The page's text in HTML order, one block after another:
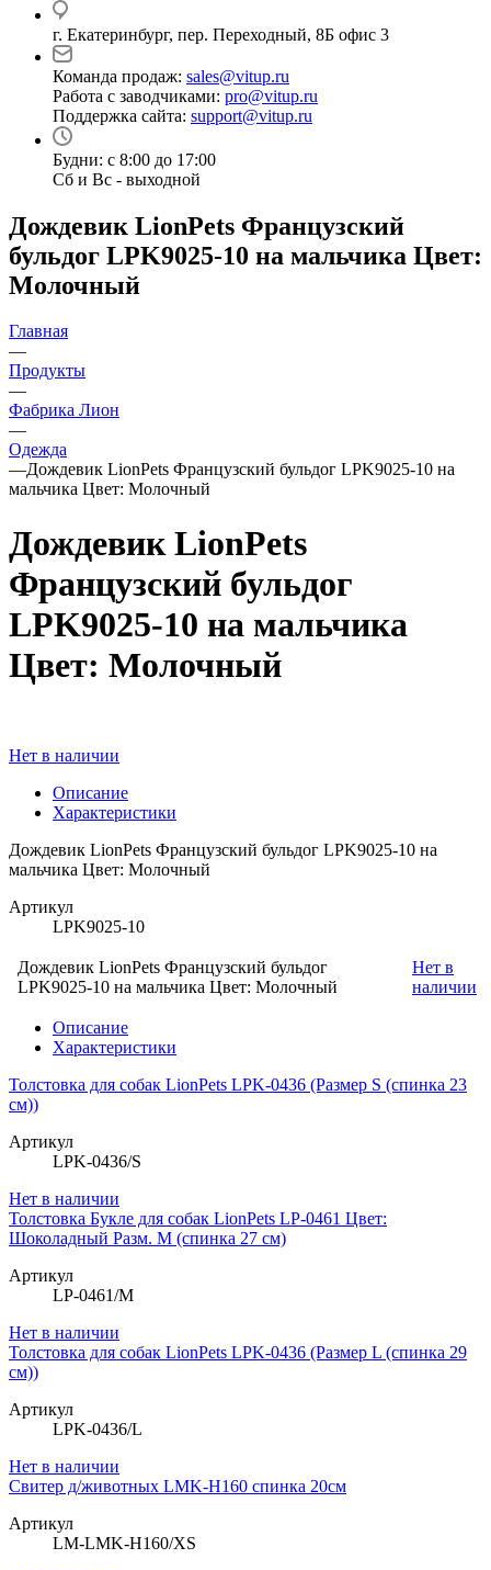
г. Екатеринбург, пер. Переходный, 8Б офис 3
Команда продаж: sales@vitup.ru
Работа с заводчиками: pro@vitup.ru
Поддержка сайта: support@vitup.ru
Будни: с 8:00 до 17:00
Сб и Вс - выходной
Дождевик LionPets Французский
бульдог LPK9025-10 на мальчика Цвет:
Молочный
Главная
—
Продукты
—
Фабрика Лион
—
Одежда
—Дождевик LionPets Французский бульдог LPK9025-10 на
мальчика Цвет: Молочный
Дождевик LionPets
Французский бульдог
LPK9025-10 на мальчика
Цвет: Молочный
Нет в наличии
Описание
Характеристики
Дождевик LionPets Французский бульдог LPK9025-10 на
мальчика Цвет: Молочный
Артикул
LPK9025-10
Дождевик LionPets Французский бульдог
LPK9025-10 на мальчика Цвет: Молочный
Нет в
наличии
Описание
Характеристики
Толстовка для собак LionPets LPK-0436 (Размер S (спинка 23
см))
Артикул
LPK-0436/S
Нет в наличии
Толстовка Букле для собак LionPets LP-0461 Цвет:
Шоколадный Разм. M (спинка 27 см)
Артикул
LP-0461/M
Нет в наличии
Толстовка для собак LionPets LPK-0436 (Размер L (спинка 29
см))
Артикул
LPK-0436/L
Нет в наличии
Свитер д/животных LMK-H160 спинка 20см
Артикул
LM-LMK-H160/XS